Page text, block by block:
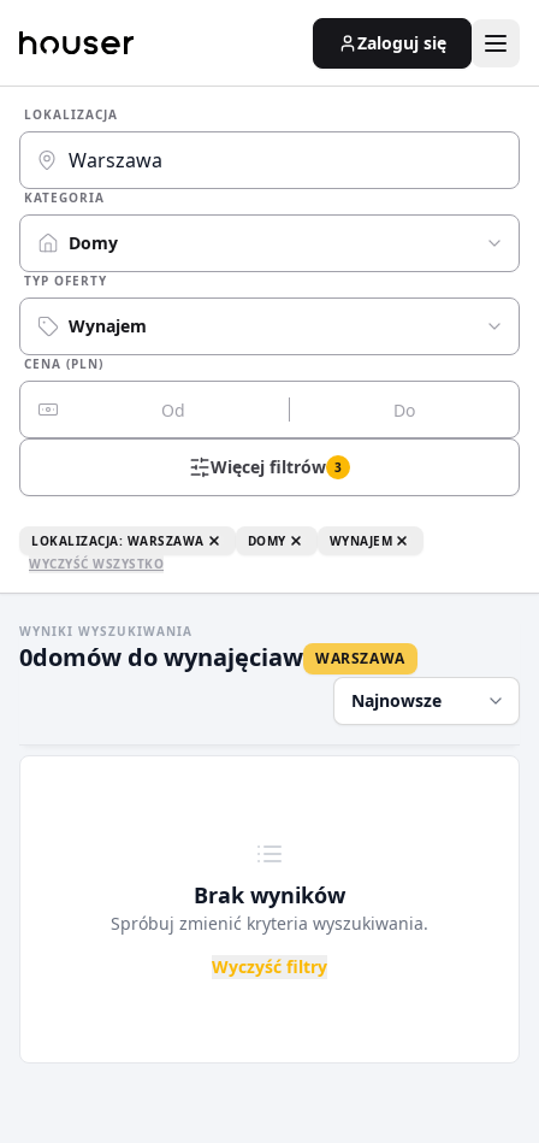
Zaloguj się
LOKALIZACJA
KATEGORIA
Domy
TYP OFERTY
Wynajem
CENA (PLN)
Więcej filtrów 3
LOKALIZACJA: WARSZAWA DOMY
WYNAJEM
WYCZYŚĆ WSZYSTKO
WYNIKI WYSZUKIWANIA
0domów do wynajęciaw WARSZAWA
Najnowsze
Brak wyników
Spróbuj zmienić kryteria wyszukiwania.
Wyczyść filtry